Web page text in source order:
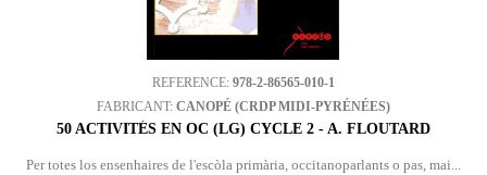
REFERENCE: 978-2-86565-010-1
FABRICANT: CANOPÉ (CRDP MIDI-PYRÉNÉES)
50 ACTIVITÉS EN OC (LG) CYCLE 2 - A. FLOUTARD
Per totes los ensenhaires de l'escòla primària, occitanoparlants o pas, mai...